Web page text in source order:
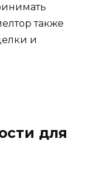
также
и
для